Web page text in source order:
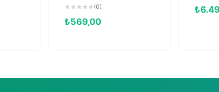
Düşük Tahıllı
Maması 2kg
(0)
₺569,00
₺